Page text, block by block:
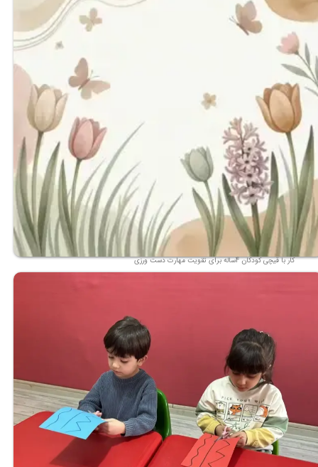
کار با قیچی کودکان 4ساله برای تقویت مهارت دست ورزی